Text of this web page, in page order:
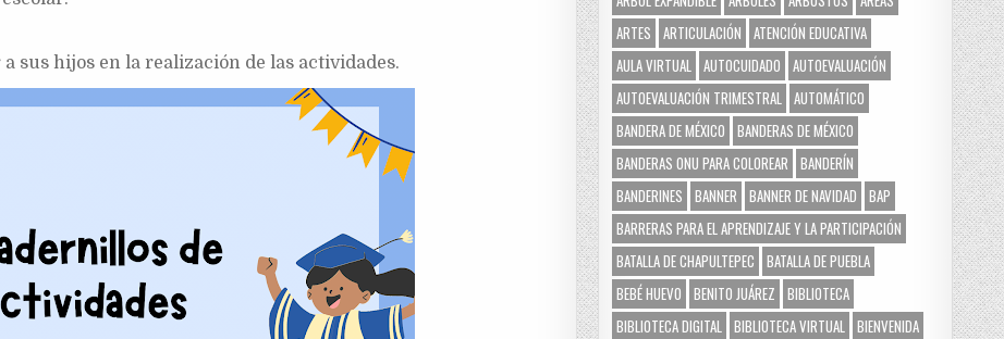
sus hijos en la realización de las actividades.
ARTES ARTICULACIÓN ATENCIÓN EDUCATIVA
AULA VIRTUAL AUTOCUIDADO AUTOEVALUACIÓN
AUTOEVALUACIÓN TRIMESTRAL AUTOMÁTICO
BANDERA DE MÉXICO BANDERAS DE MÉXICO
BANDERAS ONU PARA COLOREAR BANDERÍN
BANDERINES BANNER BANNER DE NAVIDAD BAP
BARRERAS PARA EL APRENDIZAJE Y LA PARTICIPACIÓN
BATALLA DE CHAPULTEPEC BATALLA DE PUEBLA
BEBÉ HUEVO BENITO JUÁREZ BIBLIOTECA
BIBLIOTECA DIGITAL BIBLIOTECA VIRTUAL BIENVENIDA